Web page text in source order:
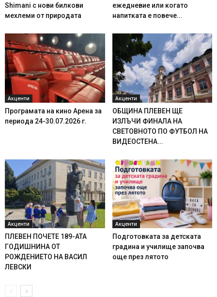
Shimani с нови билкови
мехлеми от природата
ежедневие или когато
напитката е повече...
Акценти
Програмата на кино Арена за
периода 24-30.07.2026 г.
Акценти
ОБЩИНА ПЛЕВЕН ЩЕ
ИЗЛЪЧИ ФИНАЛА НА
СВЕТОВНОТО ПО ФУТБОЛ НА
ВИДЕОСТЕНА...
Акценти
ПЛЕВЕН ПОЧЕТЕ 189-АТА
ГОДИШНИНА ОТ
РОЖДЕНИЕТО НА ВАСИЛ
ЛЕВСКИ
Акценти
Подготовката за детската
градина и училище започва
още през лятото